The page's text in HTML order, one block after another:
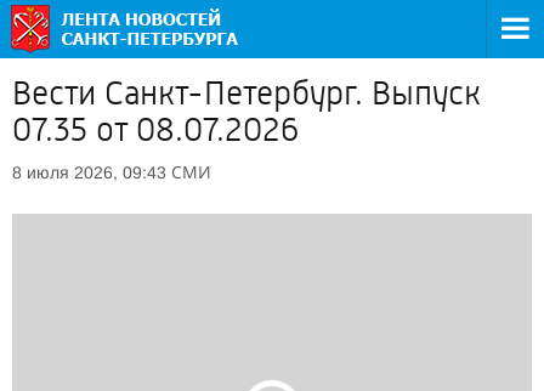
Вести Санкт-Петербург. Выпуск
07.35 от 08.07.2026
8 июля 2026, 09:43 СМИ